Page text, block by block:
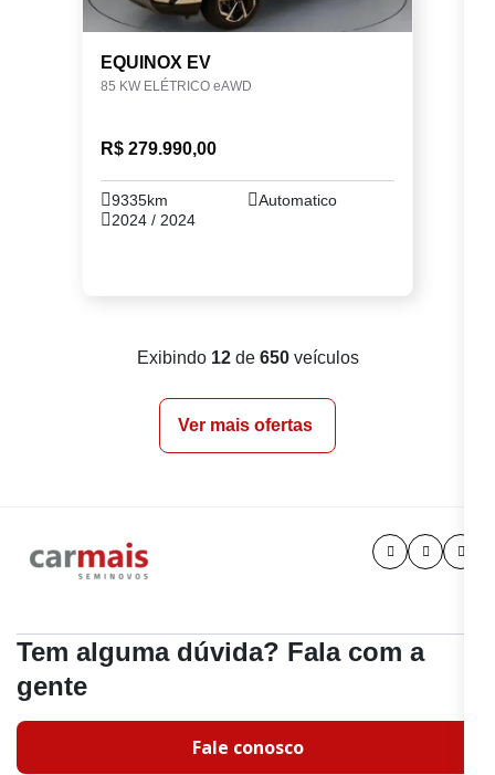
EQUINOX EV
85 KW ELÉTRICO eAWD
R$ 279.990,00
9335km
Automatico
2024 / 2024
Exibindo 12de 650veículos
Ver mais ofertas
Tem alguma dúvida? Fala com a
gente
Fale conosco